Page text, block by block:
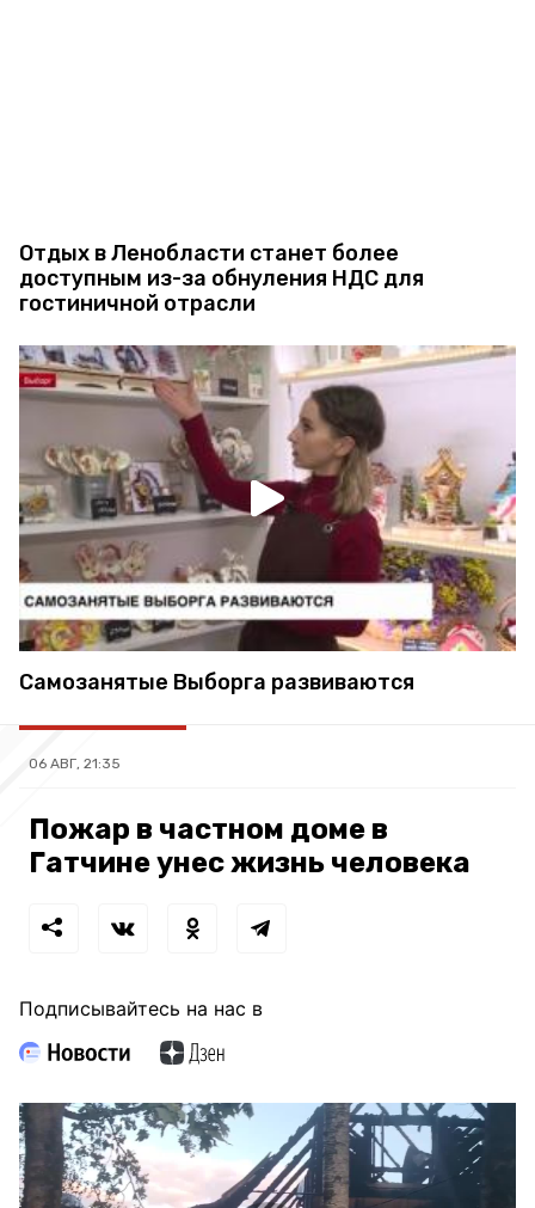
Отдых в Ленобласти станет более
доступным из-за обнуления НДС для
гостиничной отрасли
Самозанятые Выборга развиваются
06 АВГ, 21:35
Пожар в частном доме в
Гатчине унес жизнь человека
Подписывайтесь на нас в